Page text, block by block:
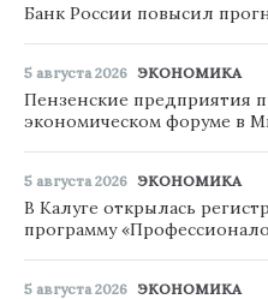
Банк России повысил
5 августа 2026 ЭКОНОМИКА
Пензенские предприятия
экономическом форуме в
5 августа 2026 ЭКОНОМИКА
В Калуге открылась
программу
5 августа 2026 ЭКОНОМИКА